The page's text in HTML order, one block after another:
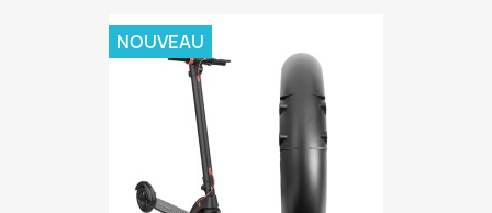
NOUVEAU